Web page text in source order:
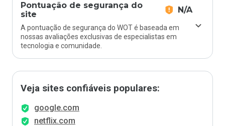
Pontuação de segurança do
site
N/A
A pontuação de segurança do WOT é baseada em
nossas avaliações exclusivas de especialistas em
tecnologia e comunidade.
Veja sites confiáveis populares:
google.com
netflix.com